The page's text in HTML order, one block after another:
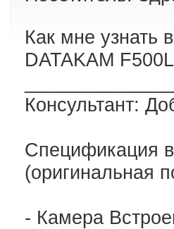
Как мне узнать
DATAKAM
Консультант:
Спецификация
(оригинальная
- Камера